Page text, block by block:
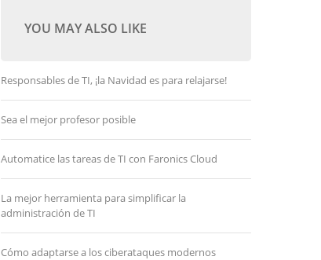
YOU MAY ALSO LIKE
Responsables de TI, ¡la Navidad es para relajarse!
Sea el mejor profesor posible
Automatice las tareas de TI con Faronics Cloud
La mejor herramienta para simplificar la
administración de TI
Cómo adaptarse a los ciberataques modernos